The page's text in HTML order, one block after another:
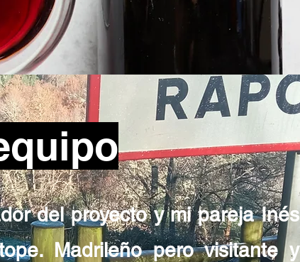
del proyecto y mi pareja Inés
Madrileño pero visitante y